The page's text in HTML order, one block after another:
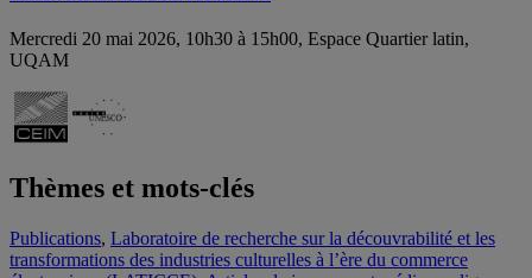
Mercredi 20 mai 2026, 10h30 à 15h00, Espace Quartier latin,
UQAM
Thèmes et mots-clés
Publications, Laboratoire de recherche sur la découvrabilité et les
transformations des industries culturelles à l’ère du commerce